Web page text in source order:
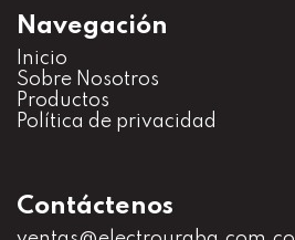
Navegación
Inicio
Sobre Nosotros
Productos
Política de privacidad
Contáctenos